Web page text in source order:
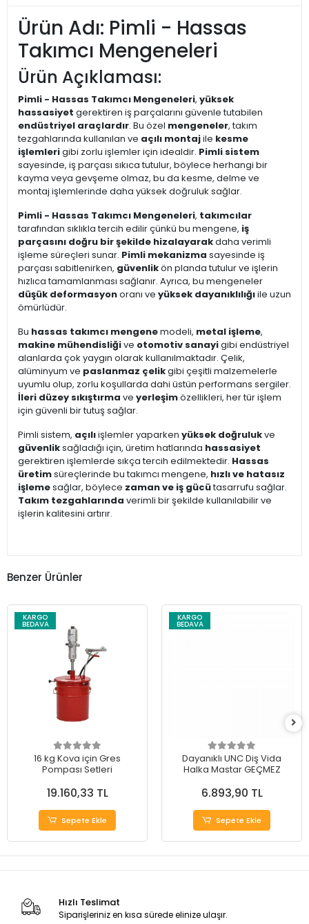
Ürün Adı: Pimli - Hassas
Takımcı Mengeneleri
Ürün Açıklaması:
Pimli - Hassas Takımcı Mengeneleri, yüksek
hassasiyet gerektiren iş parçalarını güvenle tutabilen
endüstriyel araçlardır. Bu özel mengeneler, takım
tezgahlarında kullanılan ve açılı montajile kesme
işlemlerigibi zorlu işlemler için idealdir. Pimli sistem
sayesinde, iş parçası sıkıca tutulur, böylece herhangi bir
kayma veya gevşeme olmaz, bu da kesme, delme ve
montaj işlemlerinde daha yüksek doğruluk sağlar.
Pimli - Hassas Takımcı Mengeneleri, takımcılar
tarafından sıklıkla tercih edilir çünkü bu mengene, iş
parçasını doğru bir şekilde hizalayarakdaha verimli
işleme süreçleri sunar. Pimli mekanizma sayesinde iş
parçası sabitlenirken, güvenlikön planda tutulur ve işlerin
hızlıca tamamlanması sağlanır. Ayrıca, bu mengeneler
düşük deformasyonoranı ve yüksek dayanıklılığıile uzun
ömürlüdür.
Bu hassas takımcı mengenemodeli, metal işleme,
makine mühendisliğive otomotiv sanayigibi endüstriyel
alanlarda çok yaygın olarak kullanılmaktadır. Çelik,
alüminyum ve paslanmaz çelikgibi çeşitli malzemelerle
uyumlu olup, zorlu koşullarda dahi üstün performans sergiler.
İleri düzey sıkıştırma ve yerleşimözellikleri, her tür işlem
için güvenli bir tutuş sağlar.
Pimli sistem, açılıişlemler yaparken yüksek doğrulukve
güvenliksağladığı için, üretim hatlarında hassasiyet
gerektiren işlemlerde sıkça tercih edilmektedir. Hassas
üretimsüreçlerinde bu takımcı mengene, hızlı ve hatasız
işlemesağlar, böylece zaman ve iş gücütasarrufu sağlar.
Takım tezgahlarında verimli bir şekilde kullanılabilir ve
işlerin kalitesini artırır.
Benzer Ürünler
KARGO
BEDAVA
16 kg Kova için Gres
Pompası Setleri
19.160,33 TL
Sepete Ekle
KARGO
BEDAVA
Dayanıklı UNC Diş Vida
Halka Mastar GEÇMEZ
6.893,90 TL
Sepete Ekle
Hızlı Teslimat
Siparişleriniz en kısa sürede elinize ulaşır.